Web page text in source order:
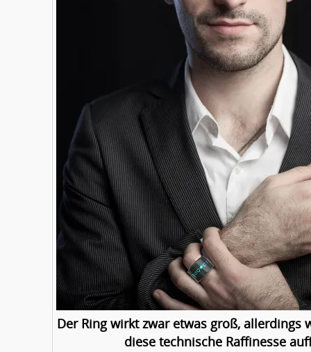
Der Ring wirkt zwar etwas groß, allerdings
diese technische Raffinesse